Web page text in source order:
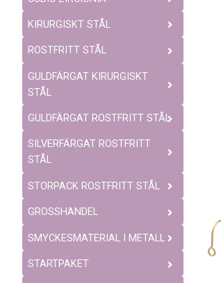
KIRURGISKT STÅL
ROSTFRITT STÅL
GULDFÄRGAT KIRURGISKT
STÅL
GULDFÄRGAT ROSTFRITT STÅL
SILVERFÄRGAT ROSTFRITT
STÅL
STORPACK ROSTFRITT STÅL
GROSSHANDEL
SMYCKESMATERIAL I METALL
STARTPAKET